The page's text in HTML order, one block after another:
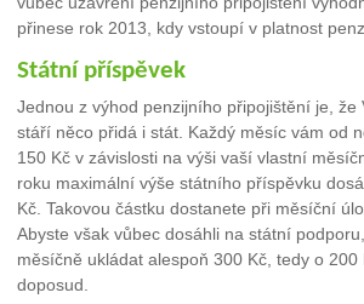
přinese rok 2013, kdy vstoupí v platnost
Státní příspěvek
Jednou z výhod penzijního připojištění je, že
stáří něco přidá i stát. Každý měsíc vám od
150 Kč v závislosti na výši vaší vlastní
roku maximální výše státního příspěvku
Kč. Takovou částku dostanete při měsíční
Abyste však vůbec dosáhli na státní
měsíčně ukládat alespoň 300 Kč, tedy o 200
doposud.